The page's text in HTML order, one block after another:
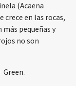
(Acaena
crece en las rocas,
pequeñas y
no son